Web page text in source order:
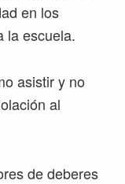
en los
la escuela.
asistir y no
al
de deberes